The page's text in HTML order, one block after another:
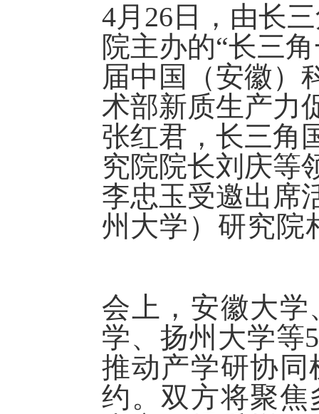
4月26日，由长
院主办的“长三
届中国（安徽）
术部新质生产力
张红君 ， 长三角
究院院长刘庆等
李忠玉受邀出席
州 大学） 研究院
会上， 安徽大学
学、扬州大学等
推动产学研协
约 。双方将聚焦